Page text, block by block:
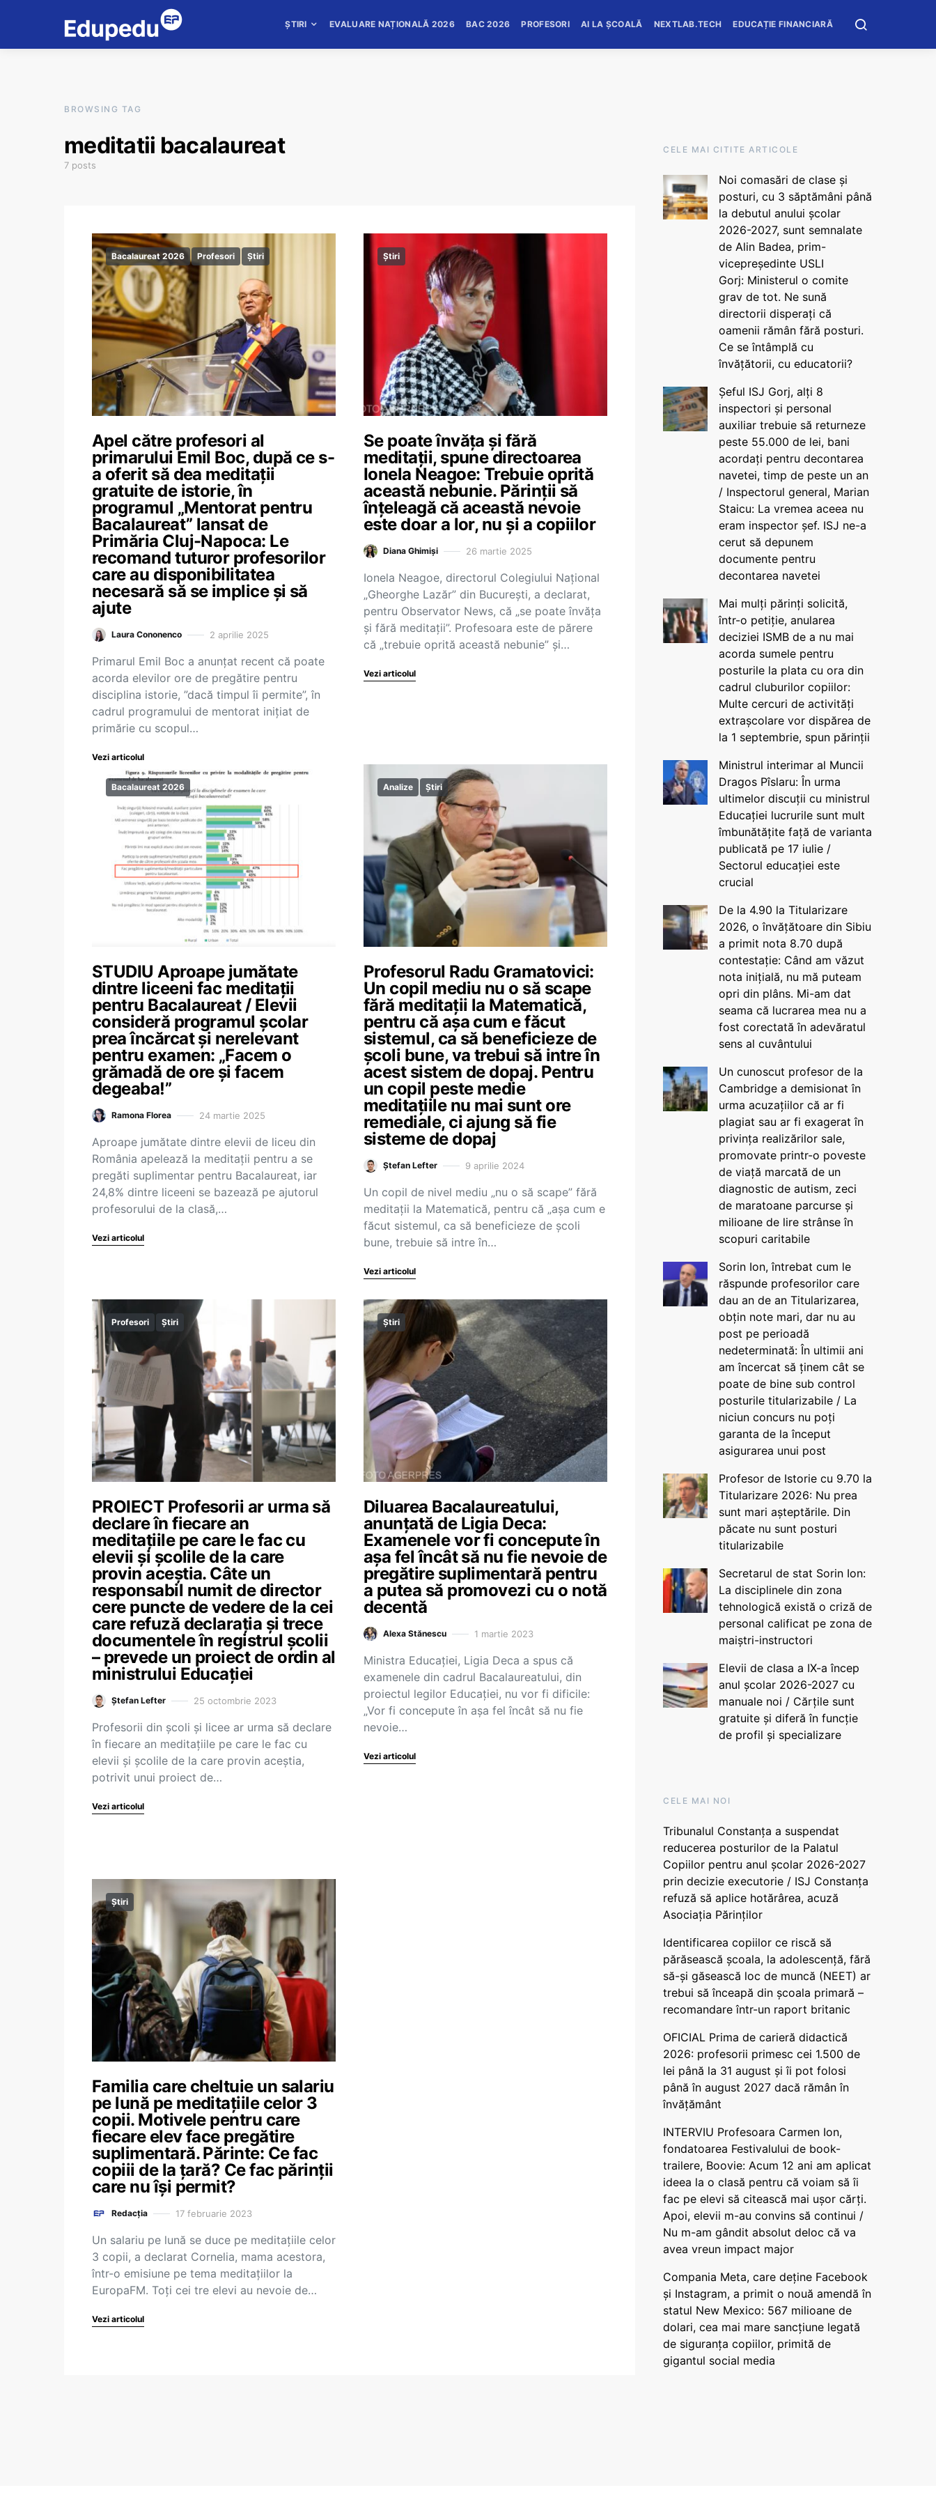
ȘTIRI EVALUARE NAȚIONALĂ 2026 BAC 2026 PROFESORI AI LA ȘCOALĂ NEXTLAB.TECH EDUCAȚIE FINANCIARĂ
BROWSING TAG
meditatii bacalaureat
7 posts
Bacalaureat 2026 Profesori Știri
Apel către profesori al
primarului Emil Boc, după ce s-
a oferit să dea meditații
gratuite de istorie, în
programul „Mentorat pentru
Bacalaureat” lansat de
Primăria Cluj-Napoca: Le
recomand tuturor profesorilor
care au disponibilitatea
necesară să se implice și să
ajute
Laura Cononenco 2 aprilie 2025
Primarul Emil Boc a anunțat recent că poate
acorda elevilor ore de pregătire pentru
disciplina istorie, ”dacă timpul îi permite”, în
cadrul programului de mentorat inițiat de
primărie cu scopul…
Vezi articolul
Știri
Se poate învăța și fără
meditații, spune directoarea
Ionela Neagoe: Trebuie oprită
această nebunie. Părinții să
înțeleagă că această nevoie
este doar a lor, nu și a copiilor
Diana Ghimiși 26 martie 2025
Ionela Neagoe, directorul Colegiului Național
„Gheorghe Lazăr” din București, a declarat,
pentru Observator News, că „se poate învăţa
şi fără meditaţii”. Profesoara este de părere
că „trebuie oprită această nebunie” și…
Vezi articolul
Bacalaureat 2026
STUDIU Aproape jumătate
dintre liceeni fac meditații
pentru Bacalaureat / Elevii
consideră programul școlar
prea încărcat și nerelevant
pentru examen: „Facem o
grămadă de ore și facem
degeaba!”
Ramona Florea 24 martie 2025
Aproape jumătate dintre elevii de liceu din
România apelează la meditații pentru a se
pregăti suplimentar pentru Bacalaureat, iar
24,8% dintre liceeni se bazează pe ajutorul
profesorului de la clasă,…
Vezi articolul
Analize Știri
Profesorul Radu Gramatovici:
Un copil mediu nu o să scape
fără meditații la Matematică,
pentru că așa cum e făcut
sistemul, ca să beneficieze de
școli bune, va trebui să intre în
acest sistem de dopaj. Pentru
un copil peste medie
meditațiile nu mai sunt ore
remediale, ci ajung să fie
sisteme de dopaj
Ștefan Lefter 9 aprilie 2024
Un copil de nivel mediu „nu o să scape” fără
meditații la Matematică, pentru că „așa cum e
făcut sistemul, ca să beneficieze de școli
bune, trebuie să intre în…
Vezi articolul
Profesori Știri
PROIECT Profesorii ar urma să
declare în fiecare an
meditațiile pe care le fac cu
elevii și școlile de la care
provin aceștia. Câte un
responsabil numit de director
cere puncte de vedere de la cei
care refuză declarația și trece
documentele în registrul școlii
– prevede un proiect de ordin al
ministrului Educației
Ștefan Lefter 25 octombrie 2023
Profesorii din școli și licee ar urma să declare
în fiecare an meditațiile pe care le fac cu
elevii și școlile de la care provin aceștia,
potrivit unui proiect de…
Vezi articolul
Știri
Diluarea Bacalaureatului,
anunțată de Ligia Deca:
Examenele vor fi concepute în
așa fel încât să nu fie nevoie de
pregătire suplimentară pentru
a putea să promovezi cu o notă
decentă
Alexa Stănescu 1 martie 2023
Ministra Educației, Ligia Deca a spus că
examenele din cadrul Bacalaureatului, din
proiectul legilor Educației, nu vor fi dificile:
„Vor fi concepute în așa fel încât să nu fie
nevoie…
Vezi articolul
Știri
Familia care cheltuie un salariu
pe lună pe meditațiile celor 3
copii. Motivele pentru care
fiecare elev face pregătire
suplimentară. Părinte: Ce fac
copiii de la țară? Ce fac părinții
care nu își permit?
Redacția 17 februarie 2023
Un salariu pe lună se duce pe meditațiile celor
3 copii, a declarat Cornelia, mama acestora,
într-o emisiune pe tema meditațiilor la
EuropaFM. Toți cei tre elevi au nevoie de…
Vezi articolul
CELE MAI CITITE ARTICOLE
Noi comasări de clase și
posturi, cu 3 săptămâni până
la debutul anului școlar
2026-2027, sunt semnalate
de Alin Badea, prim-
vicepreședinte USLI
Gorj: Ministerul o comite
grav de tot. Ne sună
directorii disperați că
oamenii rămân fără posturi.
Ce se întâmplă cu
învățătorii, cu educatorii?
Șeful ISJ Gorj, alți 8
inspectori și personal
auxiliar trebuie să returneze
peste 55.000 de lei, bani
acordați pentru decontarea
navetei, timp de peste un an
/ Inspectorul general, Marian
Staicu: La vremea aceea nu
eram inspector șef. ISJ ne-a
cerut să depunem
documente pentru
decontarea navetei
Mai mulți părinți solicită,
într-o petiție, anularea
deciziei ISMB de a nu mai
acorda sumele pentru
posturile la plata cu ora din
cadrul cluburilor copiilor:
Multe cercuri de activități
extrașcolare vor dispărea de
la 1 septembrie, spun părinții
Ministrul interimar al Muncii
Dragos Pîslaru: În urma
ultimelor discuții cu ministrul
Educației lucrurile sunt mult
îmbunătățite față de varianta
publicată pe 17 iulie /
Sectorul educației este
crucial
De la 4.90 la Titularizare
2026, o învățătoare din Sibiu
a primit nota 8.70 după
contestație: Când am văzut
nota inițială, nu mă puteam
opri din plâns. Mi-am dat
seama că lucrarea mea nu a
fost corectată în adevăratul
sens al cuvântului
Un cunoscut profesor de la
Cambridge a demisionat în
urma acuzațiilor că ar fi
plagiat sau ar fi exagerat în
privința realizărilor sale,
promovate printr-o poveste
de viață marcată de un
diagnostic de autism, zeci
de maratoane parcurse și
milioane de lire strânse în
scopuri caritabile
Sorin Ion, întrebat cum le
răspunde profesorilor care
dau an de an Titularizarea,
obțin note mari, dar nu au
post pe perioadă
nedeterminată: În ultimii ani
am încercat să ținem cât se
poate de bine sub control
posturile titularizabile / La
niciun concurs nu poți
garanta de la început
asigurarea unui post
Profesor de Istorie cu 9.70 la
Titularizare 2026: Nu prea
sunt mari așteptările. Din
păcate nu sunt posturi
titularizabile
Secretarul de stat Sorin Ion:
La disciplinele din zona
tehnologică există o criză de
personal calificat pe zona de
maiștri-instructori
Elevii de clasa a IX-a încep
anul școlar 2026-2027 cu
manuale noi / Cărțile sunt
gratuite și diferă în funcție
de profil și specializare
CELE MAI NOI
Tribunalul Constanța a suspendat
reducerea posturilor de la Palatul
Copiilor pentru anul școlar 2026-2027
prin decizie executorie / ISJ Constanța
refuză să aplice hotărârea, acuză
Asociația Părinților
Identificarea copiilor ce riscă să
părăsească școala, la adolescență, fără
să-și găsească loc de muncă (NEET) ar
trebui să înceapă din școala primară –
recomandare într-un raport britanic
OFICIAL Prima de carieră didactică
2026: profesorii primesc cei 1.500 de
lei până la 31 august și îi pot folosi
până în august 2027 dacă rămân în
învățământ
INTERVIU Profesoara Carmen Ion,
fondatoarea Festivalului de book-
trailere, Boovie: Acum 12 ani am aplicat
ideea la o clasă pentru că voiam să îi
fac pe elevi să citească mai ușor cărți.
Apoi, elevii m-au convins să continui /
Nu m-am gândit absolut deloc că va
avea vreun impact major
Compania Meta, care deține Facebook
și Instagram, a primit o nouă amendă în
statul New Mexico: 567 milioane de
dolari, cea mai mare sancțiune legată
de siguranța copiilor, primită de
gigantul social media